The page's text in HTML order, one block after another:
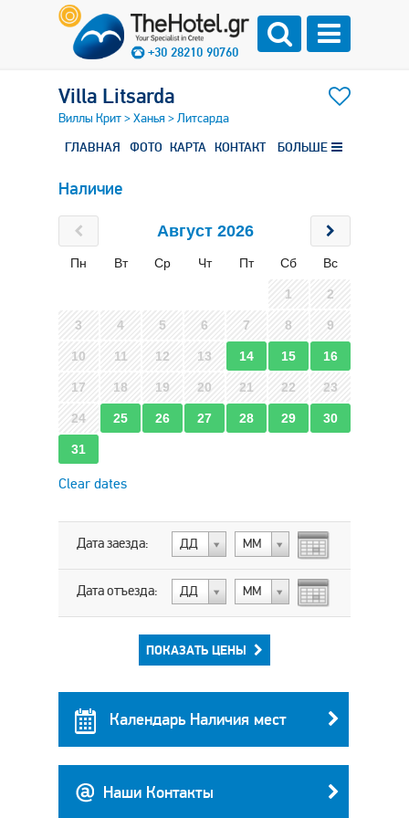
+30 28210 90760
Villa Litsarda
Виллы Крит>Ханья >Литсарда
ГЛАВНАЯ ФОТО КАРТА КОНТАКТ БОЛЬШЕ
Наличие
Август 2026
Пн Вт Ср Чт Пт Сб Вс
1 2
3 4 5 6 7 8 9
10 11 12 13 14 15 16
17 18 19 20 21 22 23
24 25 26 27 28 29 30
31
Clear dates
Дата заезда: ДД МM
Дата отъезда: ДД МM
ПОКАЗАТЬ ЦЕНЫ
Календарь Наличия мест
Наши Контакты